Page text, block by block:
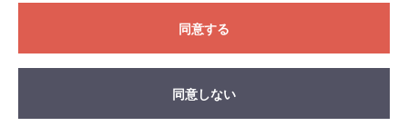
同意する
同意しない